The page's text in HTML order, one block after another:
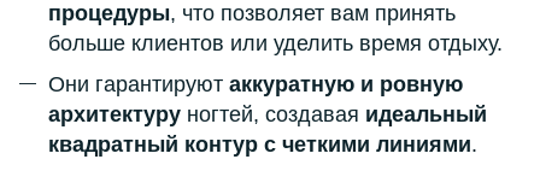
процедуры, что позволяет вам принять
больше клиентов или уделить время отдыху.
Они гарантируют аккуратную и ровную
архитектуру ногтей, создавая идеальный
квадратный контур с четкими линиями.